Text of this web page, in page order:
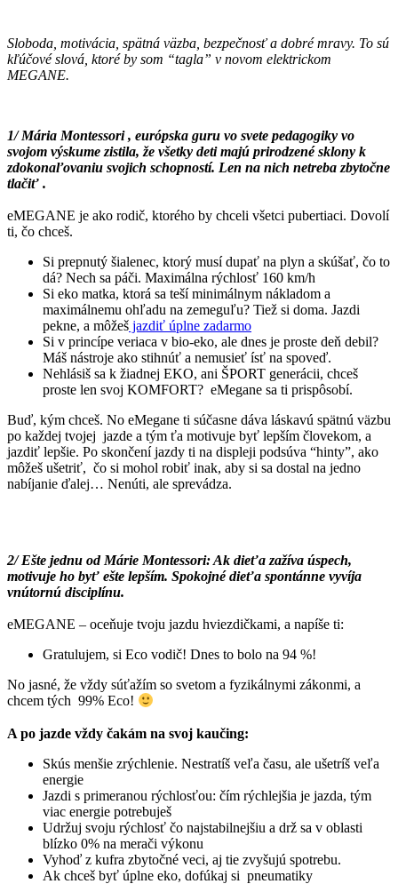
Sloboda, motivácia, spätná väzba, bezpečnosť a dobré mravy. To sú
kľúčové slová, ktoré by som “tagla” v novom elektrickom
MEGANE.
1/ Mária Montessori , európska guru vo svete pedagogiky vo
svojom výskume zistila, že všetky deti majú prirodzené sklony k
zdokonaľovaniu svojich schopností. Len na nich netreba zbytočne
tlačiť .
eMEGANE je ako rodič, ktorého by chceli všetci pubertiaci. Dovolí
ti, čo chceš.
Si prepnutý šialenec, ktorý musí dupať na plyn a skúšať, čo to
dá? Nech sa páči. Maximálna rýchlosť 160 km/h
Si eko matka, ktorá sa teší minimálnym nákladom a
maximálnemu ohľadu na zemeguľu? Tiež si doma. Jazdi
pekne, a môžeš jazdiť úplne zadarmo
Si v princípe veriaca v bio-eko, ale dnes je proste deň debil?
Máš nástroje ako stihnúť a nemusieť ísť na spoveď.
Nehlásiš sa k žiadnej EKO, ani ŠPORT generácii, chceš
proste len svoj KOMFORT? eMegane sa ti prispôsobí.
Buď, kým chceš. No eMegane ti súčasne dáva láskavú spätnú väzbu
po každej tvojej jazde a tým ťa motivuje byť lepším človekom, a
jazdiť lepšie. Po skončení jazdy ti na displeji podsúva “hinty”, ako
môžeš ušetriť, čo si mohol robiť inak, aby si sa dostal na jedno
nabíjanie ďalej… Nenúti, ale sprevádza.
2/ Ešte jednu od Márie Montessori: Ak dieťa zažíva úspech,
motivuje ho byť ešte lepším. Spokojné dieťa spontánne vyvíja
vnútornú disciplínu.
eMEGANE – oceňuje tvoju jazdu hviezdičkami, a napíše ti:
Gratulujem, si Eco vodič! Dnes to bolo na 94 %!
No jasné, že vždy súťažím so svetom a fyzikálnymi zákonmi, a
chcem tých 99% Eco!
A po jazde vždy čakám na svoj kaučing:
Skús menšie zrýchlenie. Nestratíš veľa času, ale ušetríš veľa
energie
Jazdi s primeranou rýchlosťou: čím rýchlejšia je jazda, tým
viac energie potrebuješ
Udržuj svoju rýchlosť čo najstabilnejšiu a drž sa v oblasti
blízko 0% na merači výkonu
Vyhoď z kufra zbytočné veci, aj tie zvyšujú spotrebu.
Ak chceš byť úplne eko, dofúkaj si pneumatiky